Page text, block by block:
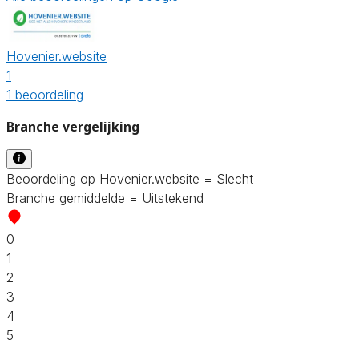
Hovenier.website
1
1 beoordeling
Branche vergelijking
Beoordeling op Hovenier.website = Slecht
Branche gemiddelde = Uitstekend
0
1
2
3
4
5